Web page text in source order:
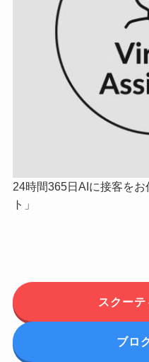
24時間365日AIに接客を
ト」
スクーテ
ブロ